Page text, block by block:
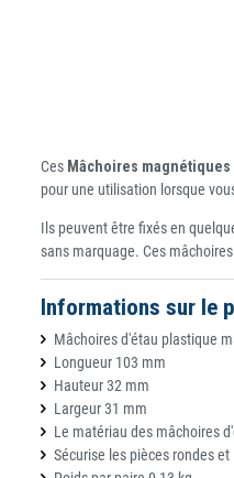
Ces Mâchoires
pour une utilisation lorsque
Ils peuvent être fixés en
sans marquage. Ces
Informations sur le
Mâchoires d'étau plastique
Longueur 103 mm
Hauteur 32 mm
Largeur 31 mm
Le matériau des mâchoires
Sécurise les pièces rondes